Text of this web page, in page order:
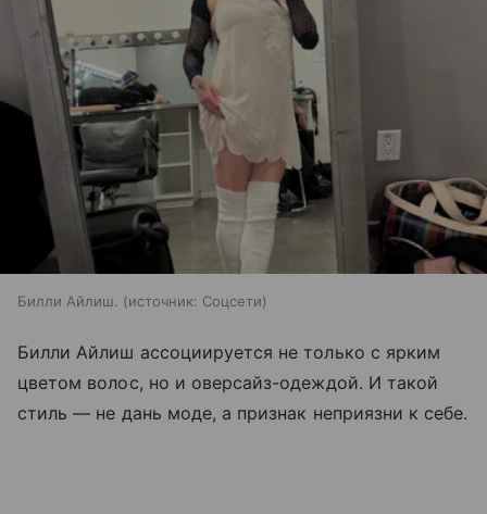
Билли Айлиш. источник: Соцсети
Билли Айлиш ассоциируется не только с ярким
цветом волос, но и оверсайз-одеждой. И такой
стиль — не дань моде, а признак неприязни к себе.